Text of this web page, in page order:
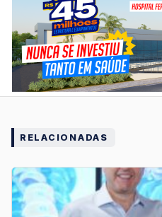
RELACIONADAS